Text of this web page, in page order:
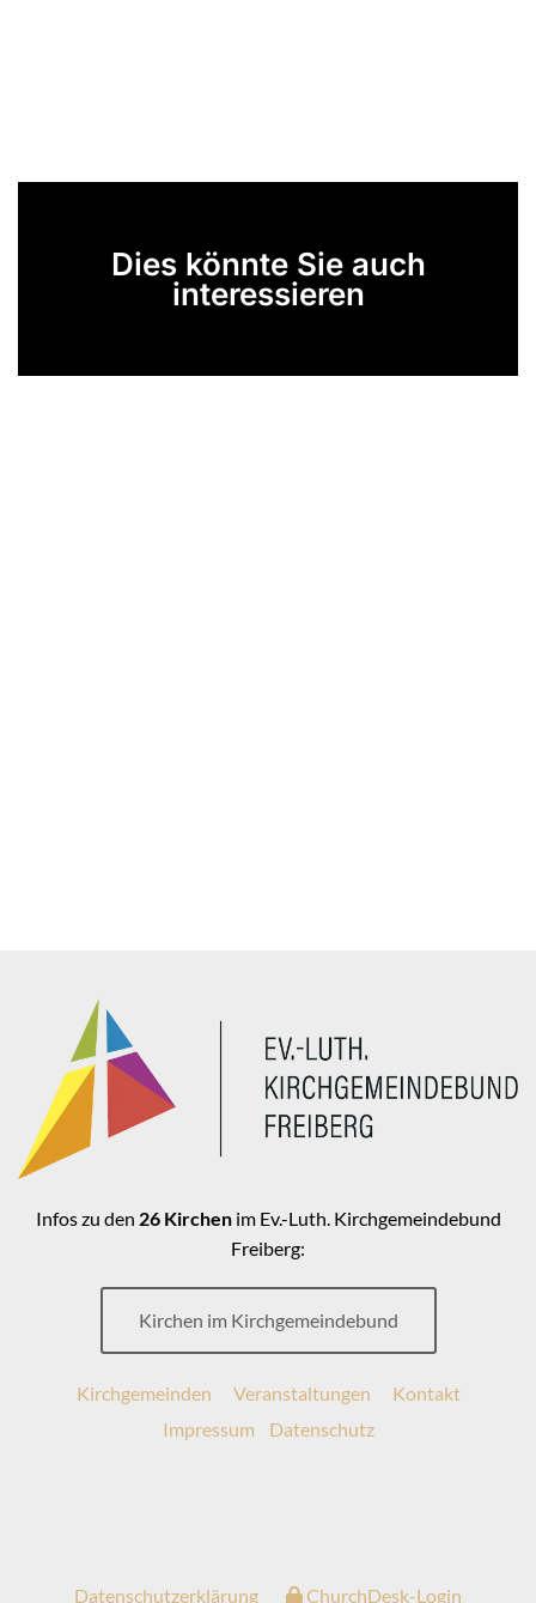
Dies könnte Sie auch
interessieren
Infos zu den 26 Kirchenim Ev.-Luth. Kirchgemeindebund
Freiberg:
Kirchen im Kirchgemeindebund
Kirchgemeinden Veranstaltungen
Kontakt
Impressum
Datenschutz
Datenschutzerklärung ChurchDesk-Login